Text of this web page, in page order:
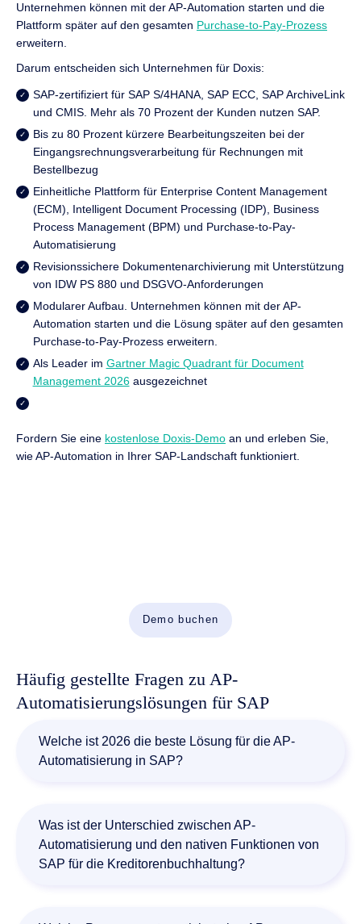
Unternehmen können mit der AP-Automation starten und die
Plattform später auf den gesamten Purchase-to-Pay-Prozess
erweitern.
Darum entscheiden sich Unternehmen für Doxis:
SAP-zertifiziert für SAP S/4HANA, SAP ECC, SAP ArchiveLink
und CMIS. Mehr als 70 Prozent der Kunden nutzen SAP.
Bis zu 80 Prozent kürzere Bearbeitungszeiten bei der
Eingangsrechnungsverarbeitung für Rechnungen mit
Bestellbezug
Einheitliche Plattform für Enterprise Content Management
(ECM), Intelligent Document Processing (IDP), Business
Process Management (BPM) und Purchase-to-Pay-
Automatisierung
Revisionssichere Dokumentenarchivierung mit Unterstützung
von IDW PS 880 und DSGVO-Anforderungen
Modularer Aufbau. Unternehmen können mit der AP-
Automation starten und die Lösung später auf den gesamten
Purchase-to-Pay-Prozess erweitern.
Als Leader im Gartner Magic Quadrant für Document
Management 2026ausgezeichnet
Fordern Sie eine kostenlose Doxis-Demo an und erleben Sie,
wie AP-Automation in Ihrer SAP-Landschaft funktioniert.
Demo buchen
Häufig gestellte Fragen zu AP-
Automatisierungslösungen für SAP
Welche ist 2026 die beste Lösung für die AP-
Automatisierung in SAP?
Automatisierung in SAP. Die Plattform kombiniert
Document Processing (IDP), Business Process
Management (BPM) und Purchase-to-Pay-
Was ist der Unterschied zwischen AP-
Automatisierung und den nativen Funktionen von
SAP für die Kreditorenbuchhaltung?
Finanzbuchhaltung, die Buchung von Rechnungen und